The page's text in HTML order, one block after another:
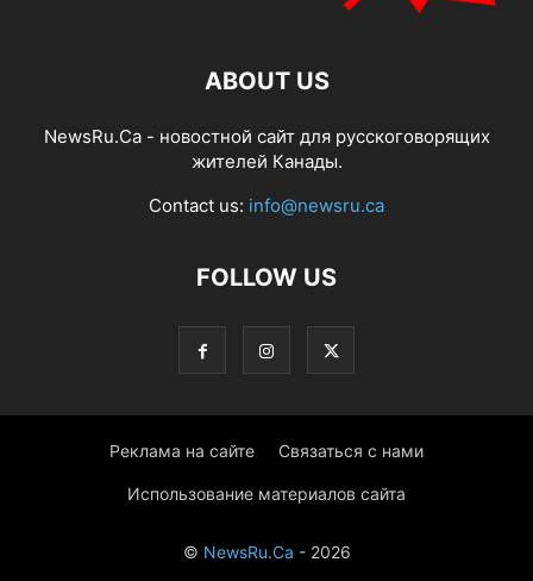
ABOUT US
NewsRu.Ca - новостной сайт для русскоговорящих
жителей Канады.
Contact us: info@newsru.ca
FOLLOW US
Реклама на сайте Связаться с нами
Использование материалов сайта
© NewsRu.Ca - 2026